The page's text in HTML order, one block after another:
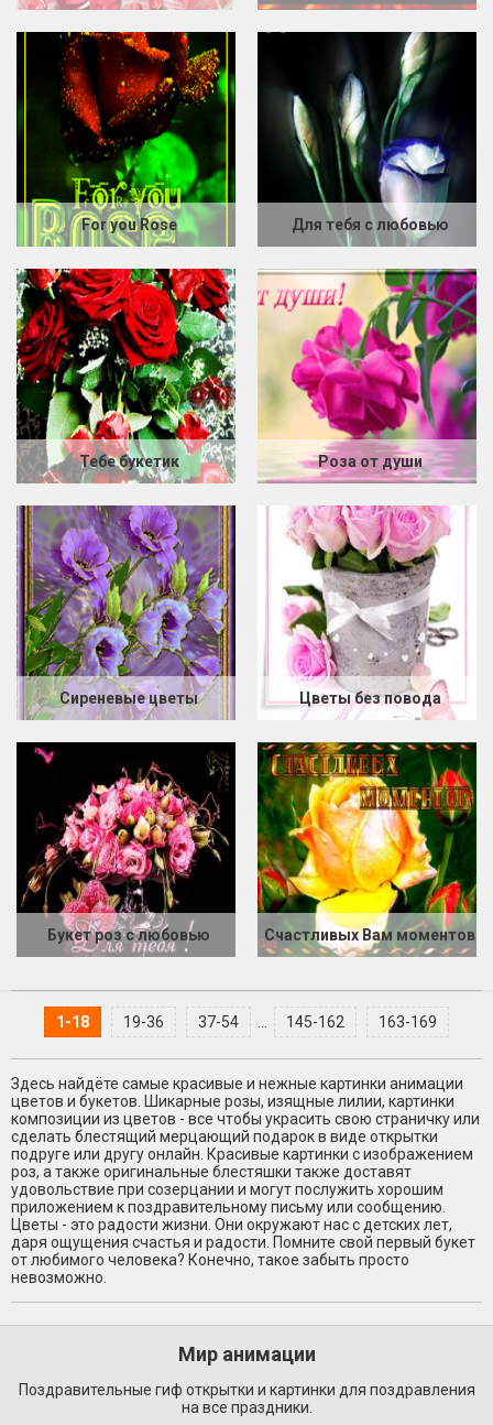
For you Rose Для тебя с любовью
Тебе букетик Роза от души
Сиреневые цветы Цветы без повода
Букет роз с любовью Счастливых Вам моментов
1-18 19-36 37-54 ... 145-162 163-169
Здесь найдёте самые красивые и нежные картинки анимации
цветов и букетов. Шикарные розы, изящные лилии, картинки
композиции из цветов - все чтобы украсить свою страничку или
сделать блестящий мерцающий подарок в виде открытки
подруге или другу онлайн. Красивые картинки с изображением
роз, а также оригинальные блестяшки также доставят
удовольствие при созерцании и могут послужить хорошим
приложением к поздравительному письму или сообщению.
Цветы - это радости жизни. Они окружают нас с детских лет,
даря ощущения счастья и радости. Помните свой первый букет
от любимого человека? Конечно, такое забыть просто
невозможно.
Мир анимации
Поздравительные гиф открытки и картинки для поздравления
на все праздники.